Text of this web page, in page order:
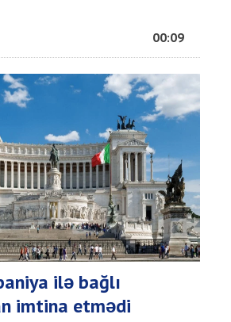
00:09
ilə bağlı
imtina etmədi